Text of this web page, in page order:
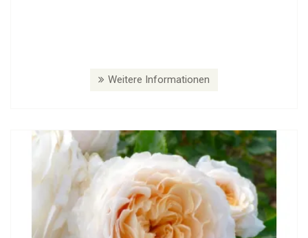
Weitere Informationen